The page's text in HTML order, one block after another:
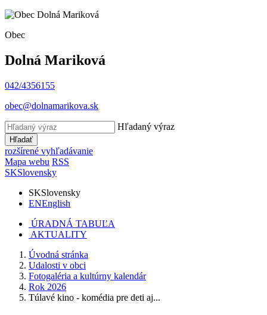
Obec
Dolná Mariková
042/4356155
obec@dolnamarikova.sk
Hľadaný výraz
Hľadať
rozšírené vyhľadávanie
Mapa webu RSS
SKSlovensky
SKSlovensky
ENEnglish
ÚRADNÁ TABUĽA
AKTUALITY
Úvodná stránka
Udalosti v obci
Fotogaléria a kultúrny kalendár
Rok 2026
Túlavé kino - komédia pre deti aj...